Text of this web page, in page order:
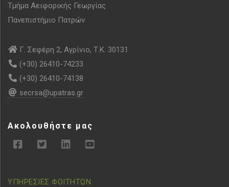
Τμήμα Αειφορικής Γεωργίας
Πανεπιστήμιο Πατρών
Γ. Σεφέρη 2, Αγρίνιο, Τ.Κ. 30131
(+30) 26410-74233
(+30) 26410-74138
secrsa@upatras.gr
Ακολουθήστε μας
ΥΠΗΡΕΣΙΕΣ ΦΟΙΤΗΤΩΝ